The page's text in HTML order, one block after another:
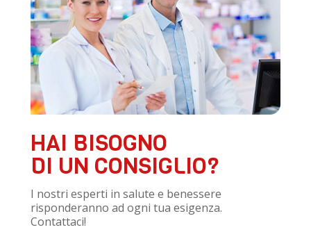
HAI BISOGNO
DI UN CONSIGLIO?
I nostri esperti in salute e benessere
risponderanno ad ogni tua esigenza.
Contattaci!